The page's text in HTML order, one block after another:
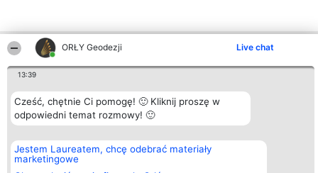
ORŁY Geodezji Live chat
13:39
Cześć, chętnie Ci pomogę! 🙂 Kliknij proszę w
odpowiedni temat rozmowy! 🙂
Jestem Laureatem, chcę odebrać materiały
marketingowe
Inne firmy z województwa
Organizator plebiscytu
Bright Side Solutions sp. z o.
o. sp. k.
Wrocław 50-079
KRS 0000749100 | Regon
381313360 | NIP 8943132676
Plebiscyt
Laureaci
Lista
Laureatów
Zasady
Kontakt